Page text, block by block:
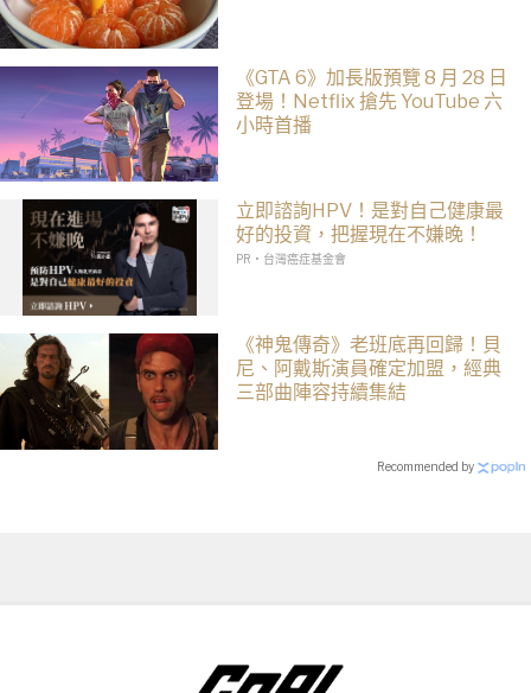
《GTA 6》加長版預覽 8 月 28 日
登場！Netflix 搶先 YouTube 六
小時首播
立即諮詢HPV！是對自己健康最
好的投資，把握現在不嫌晚！
PR・台灣癌症基金會
《神鬼傳奇》老班底再回歸！貝
尼、阿戴斯演員確定加盟，經典
三部曲陣容持續集結
Recommended by